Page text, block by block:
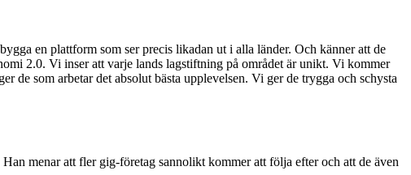
en plattform som ser precis likadan ut i alla länder. Och känner att de
2.0. Vi inser att varje lands lagstiftning på området är unikt. Vi kommer
de som arbetar det absolut bästa upplevelsen. Vi ger de trygga och schysta
menar att fler gig-företag sannolikt kommer att följa efter och att de även